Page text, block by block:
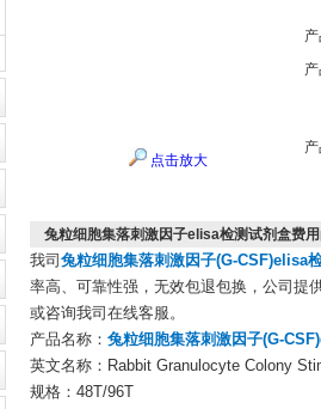
点击放大
产
产
产
兔粒细胞集落刺激因子elisa检测试剂盒费用
我司 兔粒细胞集落刺激因子(G-CSF)elisa
率高、可靠性强，无效包退包换，公司提
或咨询我司在线客服。
产品名称： 兔粒细胞集落刺激因子(G-
英文名称：Rabbit Granulocyte Colony
规格：48T/96T